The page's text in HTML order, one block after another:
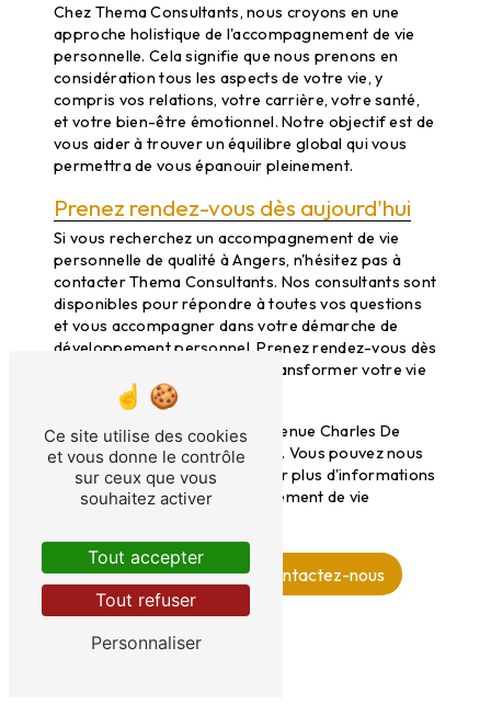
Chez Thema Consultants, nous croyons en une
approche holistique de l'accompagnement de vie
personnelle. Cela signifie que nous prenons en
considération tous les aspects de votre vie, y
compris vos relations, votre carrière, votre santé,
et votre bien-être émotionnel. Notre objectif est de
vous aider à trouver un équilibre global qui vous
permettra de vous épanouir pleinement.
Prenez rendez-vous dès aujourd'hui
Si vous recherchez un accompagnement de vie
personnelle de qualité à Angers, n'hésitez pas à
contacter Thema Consultants. Nos consultants sont
disponibles pour répondre à toutes vos questions
et vous accompagner dans votre démarche de
développement personnel. Prenez rendez-vous dès
aujourd'hui et commencez à transformer votre vie
pour le mieux.
Nous sommes situés au 144 Avenue Charles De
Gaulle, 92200 Neuilly sur Seine. Vous pouvez nous
joindre au 06 20 84 70 03 pour plus d'informations
sur nos services d'accompagnement de vie
En savoir plus Contactez-nous
Ce site utilise des cookies
et vous donne le contrôle
sur ceux que vous
souhaitez activer
Tout accepter
Tout refuser
Personnaliser